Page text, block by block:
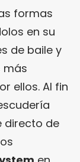
formas
en su
de baile y
más
ellos. Al fin
directo de